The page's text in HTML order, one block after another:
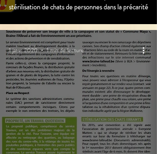
stérilisation de chats de personnes dans la précarité
1 janv. 2020 1 min de lecture